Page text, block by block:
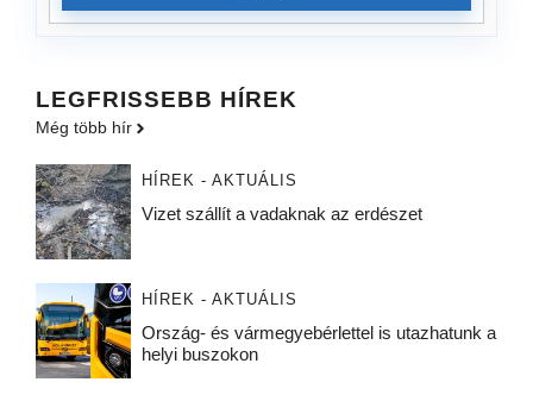
LEGFRISSEBB HÍREK
Még több hír
HÍREK - AKTUÁLIS
Vizet szállít a vadaknak az erdészet
HÍREK - AKTUÁLIS
Ország- és vármegyebérlettel is utazhatunk a
helyi buszokon